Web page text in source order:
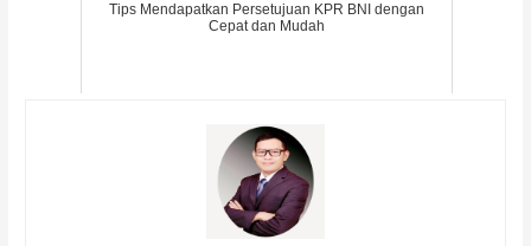
Tips Mendapatkan Persetujuan KPR BNI dengan
Cepat dan Mudah